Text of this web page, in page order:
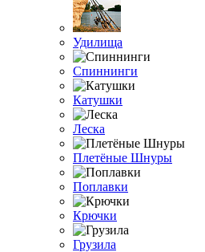
Удилища
Спиннинги
Катушки
Леска
Плетёные Шнуры
Поплавки
Крючки
Грузила